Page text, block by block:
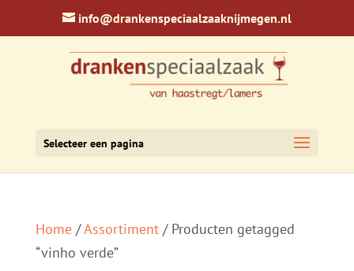
info@drankenspeciaalzaaknijmegen.nl
Selecteer een pagina
Home/Assortiment/ Producten getagged
“vinho verde”